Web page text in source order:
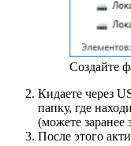
Создайте
Кидаете через
папку, где
(можете заранее
После этого